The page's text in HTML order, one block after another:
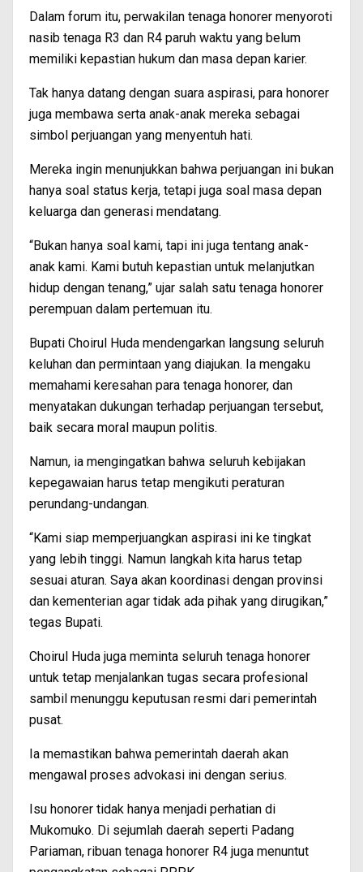
Dalam forum itu, perwakilan tenaga honorer menyoroti
nasib tenaga R3 dan R4 paruh waktu yang belum
memiliki kepastian hukum dan masa depan karier.
Tak hanya datang dengan suara aspirasi, para honorer
juga membawa serta anak-anak mereka sebagai
simbol perjuangan yang menyentuh hati.
Mereka ingin menunjukkan bahwa perjuangan ini bukan
hanya soal status kerja, tetapi juga soal masa depan
keluarga dan generasi mendatang.
“Bukan hanya soal kami, tapi ini juga tentang anak-
anak kami. Kami butuh kepastian untuk melanjutkan
hidup dengan tenang,” ujar salah satu tenaga honorer
perempuan dalam pertemuan itu.
Bupati Choirul Huda mendengarkan langsung seluruh
keluhan dan permintaan yang diajukan. Ia mengaku
memahami keresahan para tenaga honorer, dan
menyatakan dukungan terhadap perjuangan tersebut,
baik secara moral maupun politis.
Namun, ia mengingatkan bahwa seluruh kebijakan
kepegawaian harus tetap mengikuti peraturan
perundang-undangan.
“Kami siap memperjuangkan aspirasi ini ke tingkat
yang lebih tinggi. Namun langkah kita harus tetap
sesuai aturan. Saya akan koordinasi dengan provinsi
dan kementerian agar tidak ada pihak yang dirugikan,”
tegas Bupati.
Choirul Huda juga meminta seluruh tenaga honorer
untuk tetap menjalankan tugas secara profesional
sambil menunggu keputusan resmi dari pemerintah
pusat.
Ia memastikan bahwa pemerintah daerah akan
mengawal proses advokasi ini dengan serius.
Isu honorer tidak hanya menjadi perhatian di
Mukomuko. Di sejumlah daerah seperti Padang
Pariaman, ribuan tenaga honorer R4 juga menuntut